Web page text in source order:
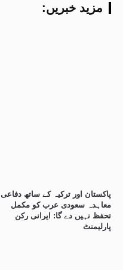
:مزید خبریں
پاکستان اور ترکیہ کے ساتھ دفاعی
معاہدہ سعودی عرب کو مکمل
تحفظ نہیں دے گا: ایرانی رکن
پارلیمنٹ